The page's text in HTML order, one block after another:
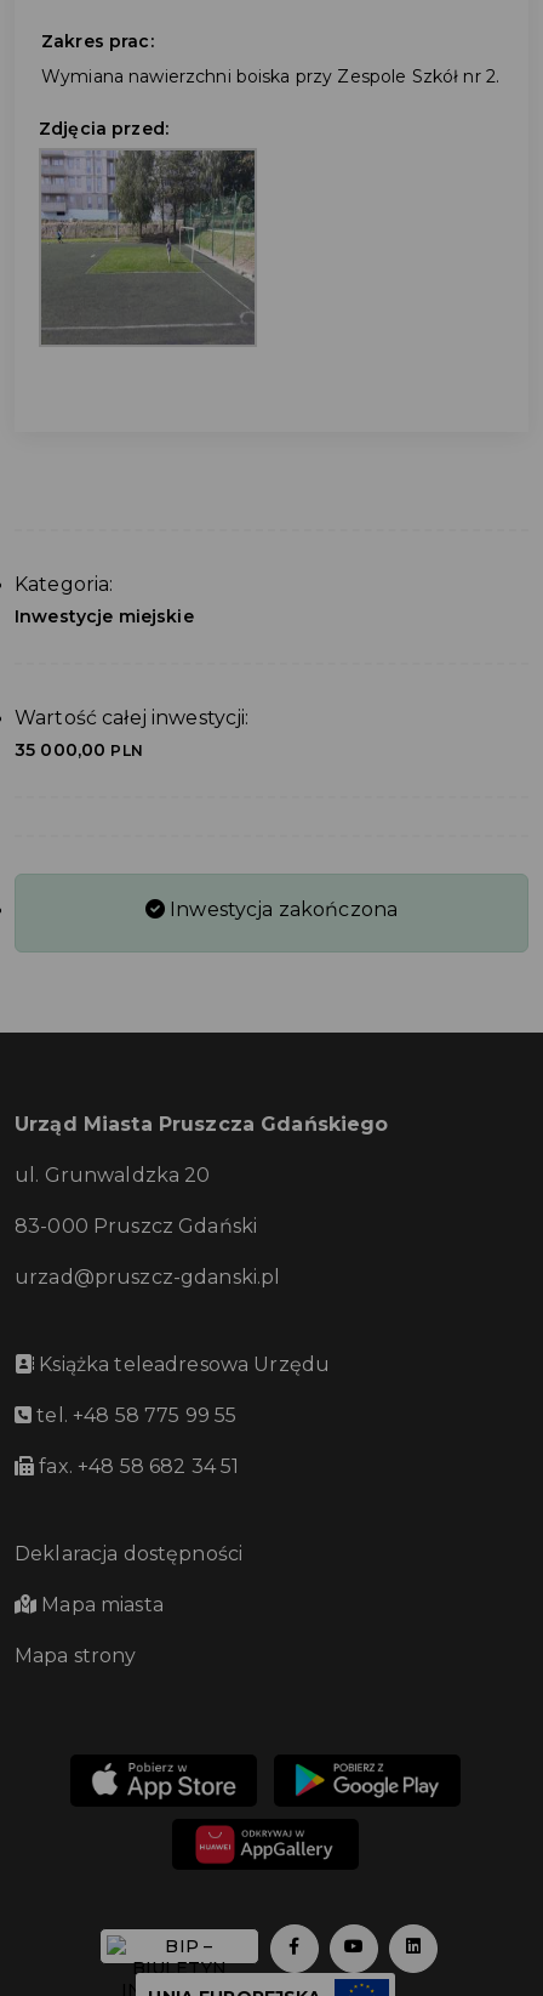
Zakres prac:
Wymiana nawierzchni boiska przy Zespole Szkół nr 2.
Zdjęcia przed:
Kategoria:
Inwestycje miejskie
Wartość całej inwestycji:
35 000,00 PLN
Inwestycja zakończona
Urząd Miasta Pruszcza Gdańskiego
ul. Grunwaldzka 20
83-000 Pruszcz Gdański
urzad@pruszcz-gdanski.pl
Książka teleadresowa Urzędu
tel. +48 58 775 99 55
fax. +48 58 682 34 51
Deklaracja dostępności
Mapa miasta
Mapa strony